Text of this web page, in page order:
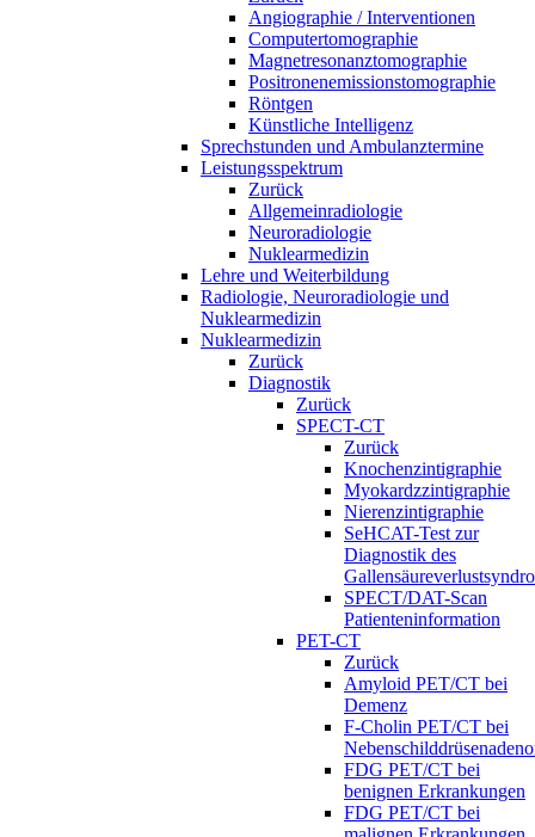
Angiographie / Interventionen
Computertomographie
Magnetresonanztomographie
Positronenemissionstomographie
Röntgen
Künstliche Intelligenz
Sprechstunden und Ambulanztermine
Leistungsspektrum
Zurück
Allgemeinradiologie
Neuroradiologie
Nuklearmedizin
Lehre und Weiterbildung
Radiologie, Neuroradiologie und
Nuklearmedizin
Nuklearmedizin
Zurück
Diagnostik
Zurück
SPECT-CT
Zurück
Knochenzintigraphie
Myokardzzintigraphie
Nierenzintigraphie
SeHCAT-Test zur
Diagnostik des
SPECT/DAT-Scan
Patienteninformation
PET-CT
Zurück
Amyloid PET/CT bei
Demenz
F-Cholin PET/CT bei
FDG PET/CT bei
benignen Erkrankungen
FDG PET/CT bei